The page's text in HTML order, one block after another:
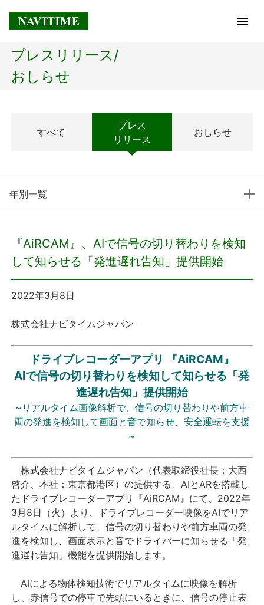
トップページ
経営理念
プレスリリース
プレスリリース
おしらせ
サービス
個人向けサービス
法人向けサービス
English
プレスリリース/
おしらせ
すべて
プレス
リリース
おしらせ
年別一覧
『AiRCAM』、AIで信号の切り替わりを検知
して知らせる「発進遅れ告知」提供開始
2022年3月8日
株式会社ナビタイムジャパン
ドライブレコーダーアプリ 『AiRCAM』
AIで信号の切り替わりを検知して知らせる「発
進遅れ告知」提供開始
~リアルタイム画像解析で、信号の切り替わりや前方車
両の発進を検知して画面と音で知らせ、安全運転を支援
~
株式会社ナビタイムジャパン（代表取締役社長：大西
啓介、本社：東京都港区）の提供する、AIとARを搭載し
たドライブレコーダーアプリ『AiRCAM』にて、2022年
3月8日（火）より、ドライブレコーダー映像をAIでリア
ルタイムに解析して、信号の切り替わりや前方車両の発
進を検知し、画面表示と音でドライバーに知らせる「発
進遅れ告知」機能を提供開始します。
AIによる物体検知技術でリアルタイムに映像を解析
し、赤信号での停車で先頭にいるときに、信号の停止表